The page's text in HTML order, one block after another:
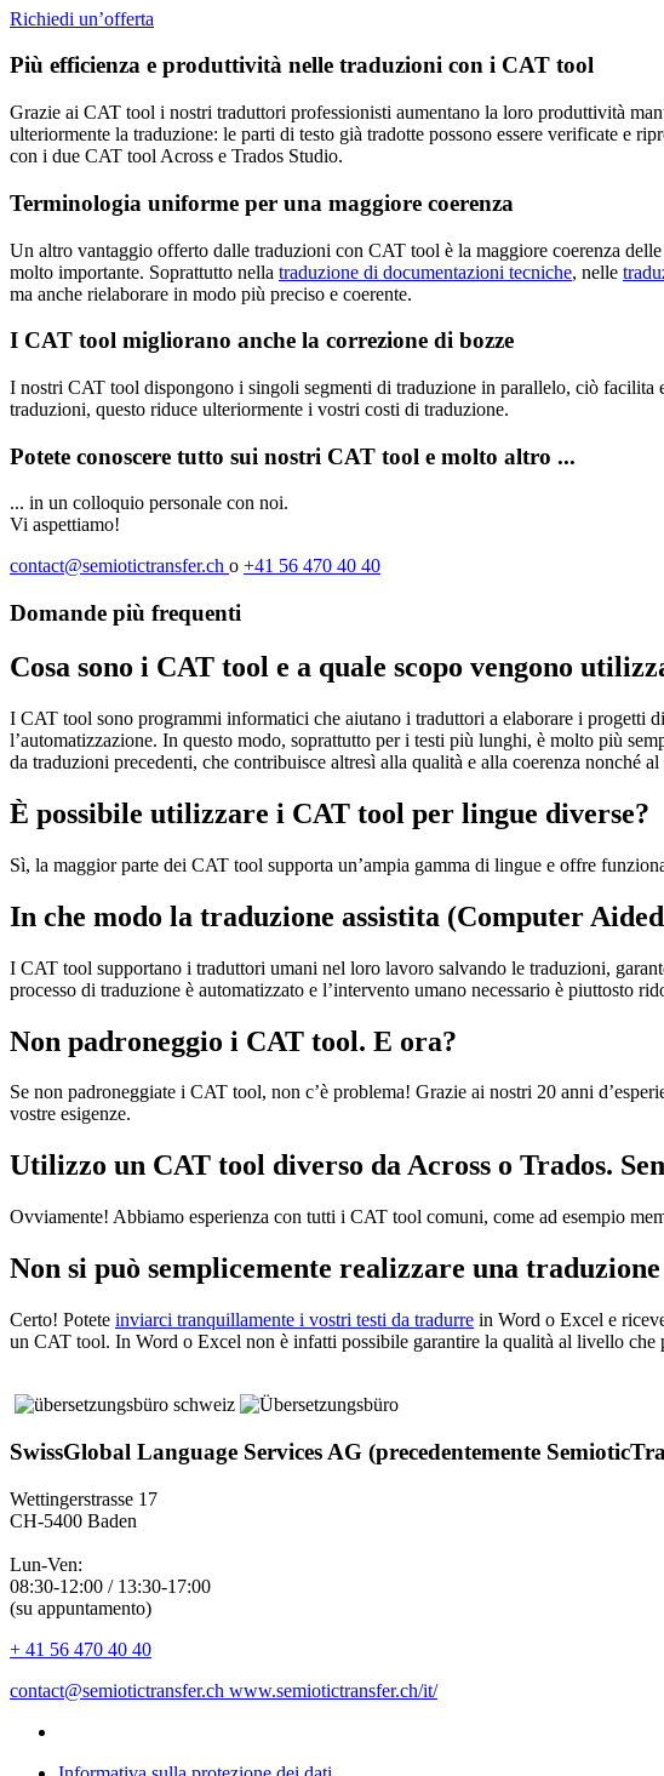
Richiedi un’offerta
Più efficienza e produttività nelle traduzioni con i CAT tool
Grazie ai CAT tool i nostri traduttori professionisti aumentano la loro produttività
ulteriormente la traduzione: le parti di testo già tradotte possono essere verificate e
con i due CAT tool Across e Trados Studio.
Terminologia uniforme per una maggiore coerenza
Un altro vantaggio offerto dalle traduzioni con CAT tool è la maggiore coerenza
molto importante. Soprattutto nella traduzione di documentazioni tecniche, nelle
ma anche rielaborare in modo più preciso e coerente.
I CAT tool migliorano anche la correzione di bozze
I nostri CAT tool dispongono i singoli segmenti di traduzione in parallelo, ciò
traduzioni, questo riduce ulteriormente i vostri costi di traduzione.
Potete conoscere tutto sui nostri CAT tool e molto altro ...
... in un colloquio personale con noi.
Vi aspettiamo!
contact@semiotictransfer.ch o +41 56 470 40 40
Domande più frequenti
Cosa sono i CAT tool e a quale scopo vengono
I CAT tool sono programmi informatici che aiutano i traduttori a elaborare i progetti
l’automatizzazione. In questo modo, soprattutto per i testi più lunghi, è molto più
da traduzioni precedenti, che contribuisce altresì alla qualità e alla coerenza nonché
È possibile utilizzare i CAT tool per lingue diverse?
Sì, la maggior parte dei CAT tool supporta un’ampia gamma di lingue e offre
In che modo la traduzione assistita (Computer
I CAT tool supportano i traduttori umani nel loro lavoro salvando le traduzioni,
processo di traduzione è automatizzato e l’intervento umano necessario è piuttosto
Non padroneggio i CAT tool. E ora?
Se non padroneggiate i CAT tool, non c’è problema! Grazie ai nostri 20 anni
vostre esigenze.
Utilizzo un CAT tool diverso da Across o Trados.
Ovviamente! Abbiamo esperienza con tutti i CAT tool comuni, come ad esempio
Non si può semplicemente realizzare una
Certo! Potete inviarci tranquillamente i vostri testi da tradurre in Word o Excel e
un CAT tool. In Word o Excel non è infatti possibile garantire la qualità al livello che
SwissGlobal Language Services AG (precedentemente
Wettingerstrasse 17
CH-5400 Baden
Lun-Ven:
08:30-12:00 / 13:30-17:00
(su appuntamento)
+ 41 56 470 40 40
contact@semiotictransfer.ch www.semiotictransfer.ch/it/